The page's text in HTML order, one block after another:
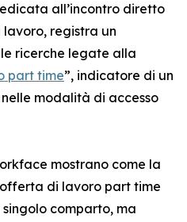
all’incontro diretto
registra un
ricerche legate alla
part time”, indicatore di un
modalità di accesso
mostrano come la
di lavoro part time
comparto, ma